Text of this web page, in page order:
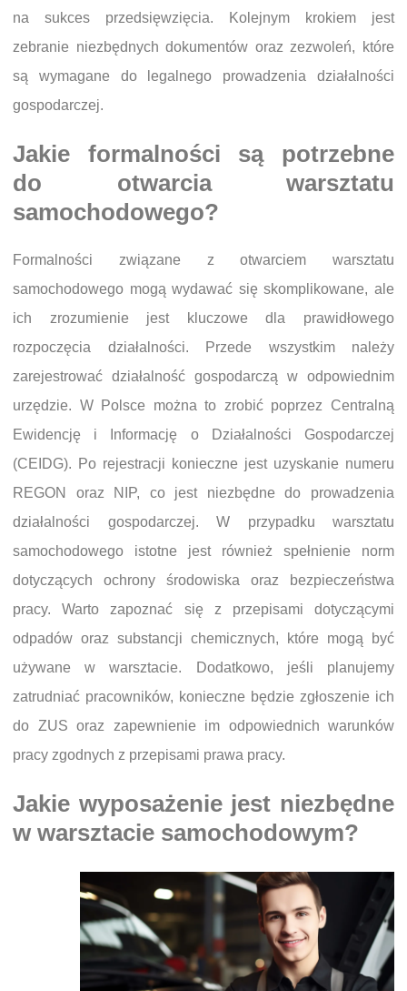
na sukces przedsięwzięcia. Kolejnym krokiem jest
zebranie niezbędnych dokumentów oraz zezwoleń, które
są wymagane do legalnego prowadzenia działalności
gospodarczej.
Jakie formalności są potrzebne
do otwarcia warsztatu
samochodowego?
Formalności związane z otwarciem warsztatu
samochodowego mogą wydawać się skomplikowane, ale
ich zrozumienie jest kluczowe dla prawidłowego
rozpoczęcia działalności. Przede wszystkim należy
zarejestrować działalność gospodarczą w odpowiednim
urzędzie. W Polsce można to zrobić poprzez Centralną
Ewidencję i Informację o Działalności Gospodarczej
(CEIDG). Po rejestracji konieczne jest uzyskanie numeru
REGON oraz NIP, co jest niezbędne do prowadzenia
działalności gospodarczej. W przypadku warsztatu
samochodowego istotne jest również spełnienie norm
dotyczących ochrony środowiska oraz bezpieczeństwa
pracy. Warto zapoznać się z przepisami dotyczącymi
odpadów oraz substancji chemicznych, które mogą być
używane w warsztacie. Dodatkowo, jeśli planujemy
zatrudniać pracowników, konieczne będzie zgłoszenie ich
do ZUS oraz zapewnienie im odpowiednich warunków
pracy zgodnych z przepisami prawa pracy.
Jakie wyposażenie jest niezbędne
w warsztacie samochodowym?